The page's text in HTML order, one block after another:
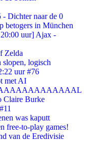
- Dichter naar de 0
betogers in München
uur] Ajax -
Zelda
logisch
uur #76
met AI
Claire Burke
was kaputt
free-to-play games!
van de Eredivisie